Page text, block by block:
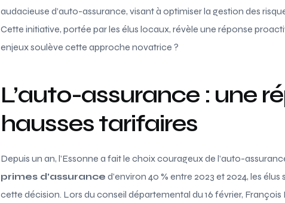
audacieuse d’auto-assurance, visant à optimiser la gestion des
Cette initiative, portée par les élus locaux, révèle une réponse
enjeux soulève cette approche novatrice ?
L’auto-assurance : une
hausses tarifaires
Depuis un an, l’Essonne a fait le choix courageux de l’auto-
primes d’assurance d’environ 40 % entre 2023 et 2024, les
cette décision. Lors du conseil départemental du 16 février, François